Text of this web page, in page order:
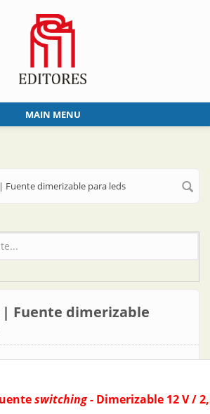
MAIN MENU
Fuente dimerizable para leds
Fuente dimerizable
switching- Dimerizable 12 V /